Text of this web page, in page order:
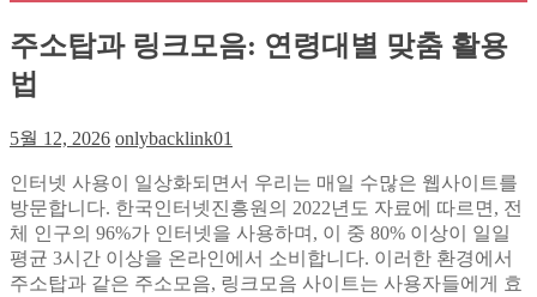
주소탑과 링크모음: 연령대별 맞춤 활용
법
5월 12, 2026 onlybacklink01
인터넷 사용이 일상화되면서 우리는 매일 수많은 웹사이트를
방문합니다. 한국인터넷진흥원의 2022년도 자료에 따르면, 전
체 인구의 96%가 인터넷을 사용하며, 이 중 80% 이상이 일일
평균 3시간 이상을 온라인에서 소비합니다. 이러한 환경에서
주소탑과 같은 주소모음, 링크모음 사이트는 사용자들에게 효